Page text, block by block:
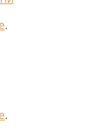
.
.